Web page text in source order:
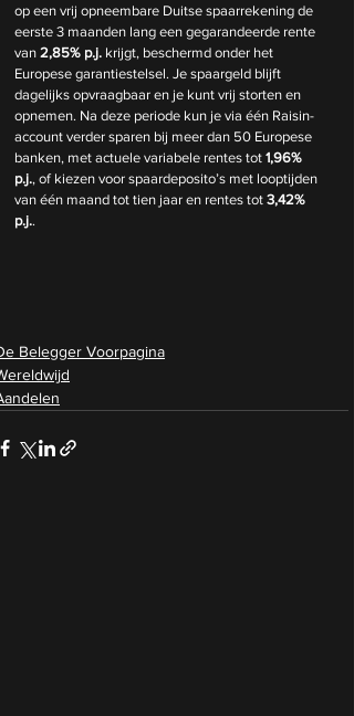
op een vrij opneembare Duitse spaarrekening de
eerste 3 maanden lang een gegarandeerde rente
van 2,85% p.j. krijgt, beschermd onder het
Europese garantiestelsel. Je spaargeld blijft
dagelijks opvraagbaar en je kunt vrij storten en
opnemen. Na deze periode kun je via één Raisin-
account verder sparen bij meer dan 50 Europese
banken, met actuele variabele rentes tot 1,96%
p.j., of kiezen voor spaardeposito’s met looptijden
van één maand tot tien jaar en rentes tot 3,42%
p.j..
Belegger Voorpagina